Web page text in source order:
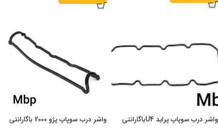
واشر درب سوپاپ پراید U4باگارانتی واشر درب سوپاپ پژو 2000 باگارانتی